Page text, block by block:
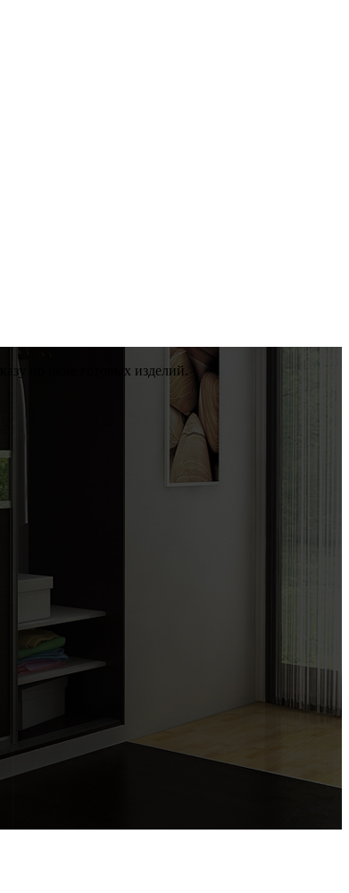
по цене готовых изделий.